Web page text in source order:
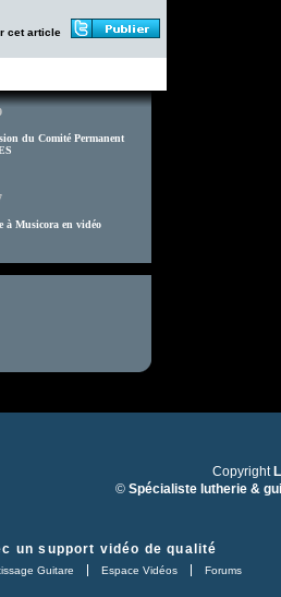
cet article
du Comité Permanent
à Musicora en vidéo
Copyright
© Spécialiste lutherie &
un support vidéo de qualité
Guitare Espace Vidéos Forums